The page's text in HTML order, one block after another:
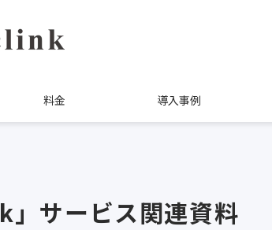
料金 導入事例
」サービス関連資料